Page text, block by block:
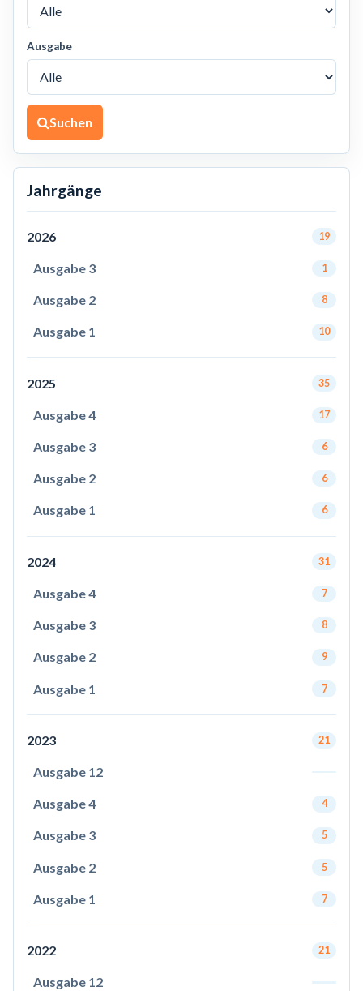
Ausgabe
Suchen
Jahrgänge
2026 19
Ausgabe 3 1
Ausgabe 2 8
Ausgabe 1 10
2025 35
Ausgabe 4 17
Ausgabe 3 6
Ausgabe 2 6
Ausgabe 1 6
2024 31
Ausgabe 4 7
Ausgabe 3 8
Ausgabe 2 9
Ausgabe 1 7
2023 21
Ausgabe 12
Ausgabe 4 4
Ausgabe 3 5
Ausgabe 2 5
Ausgabe 1 7
2022 21
Ausgabe 12